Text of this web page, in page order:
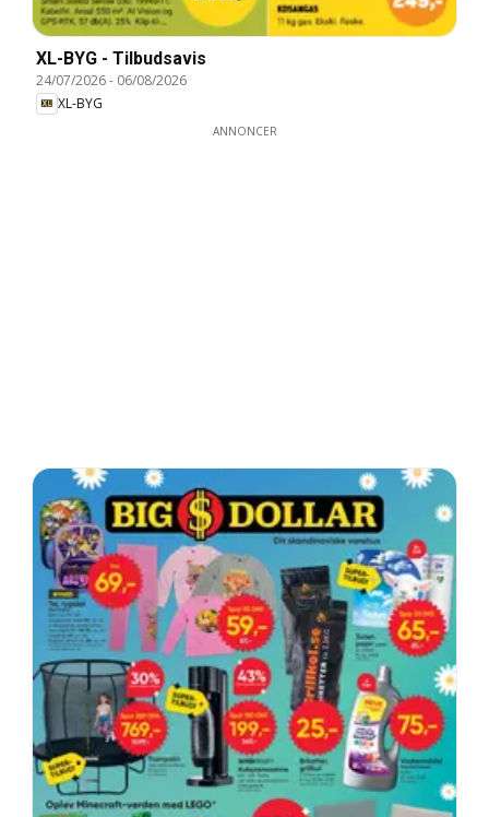
XL-BYG - Tilbudsavis
24/07/2026- 06/08/2026
XL-BYG
ANNONCER